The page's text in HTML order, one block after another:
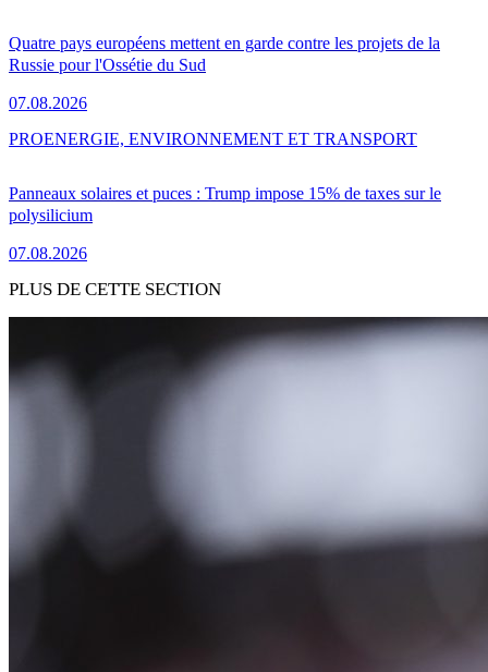
Quatre pays européens mettent en garde contre les projets de la
Russie pour l'Ossétie du Sud
07.08.2026
Panneaux solaires et puces : Trump impose 15% de taxes sur le
polysilicium
07.08.2026
PROENERGIE, ENVIRONNEMENT ET TRANSPORT
PLUS DE CETTE SECTION